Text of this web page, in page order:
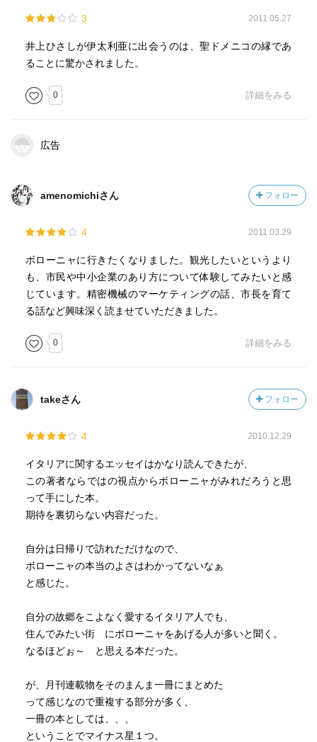
3 2011.05.27
井上ひさしが伊太利亜に出会うのは、聖ドメニコの縁であ
ることに驚かされました。
0 詳細をみる
広告
amenomichiさん フォロー
4 2011.03.29
ボローニャに行きたくなりました。観光したいというより
も、市民や中小企業のあり方について体験してみたいと感
じています。精密機械のマーケティングの話、市長を育て
る話など興味深く読ませていただきました。
0 詳細をみる
takeさん フォロー
4 2010.12.29
イタリアに関するエッセイはかなり読んできたが、
この著者ならではの視点からボローニャがみれだろうと思
って手にした本。
期待を裏切らない内容だった。
自分は日帰りで訪れただけなので、
ボローニャの本当のよさはわかってないなぁ
と感じた。
自分の故郷をこよなく愛するイタリア人でも、
住んでみたい街 にボローニャをあげる人が多いと聞く。
なるほどぉ～ と思える本だった。
が、月刊連載物をそのまんま一冊にまとめた
って感じなので重複する部分が多く、
一冊の本としては、、、
ということでマイナス星１つ。